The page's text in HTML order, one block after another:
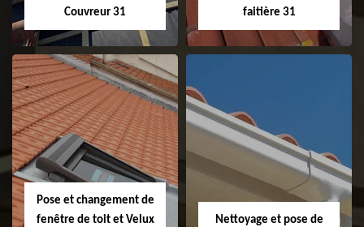
Couvreur 31
Couvreur 31
faitière 31
Etanchéité de
faitage et faitière
31
Pose et changement de
fenêtre de toit et Velux
Nettoyage et pose de